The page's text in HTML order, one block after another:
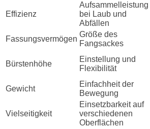
Effizienz
Aufsammelleistung
bei Laub und
Abfällen
Fassungsvermögen
Größe des
Fangsackes
Bürstenhöhe
Einstellung und
Flexibilität
Gewicht
Einfachheit der
Bewegung
Vielseitigkeit
Einsetzbarkeit auf
verschiedenen
Oberflächen